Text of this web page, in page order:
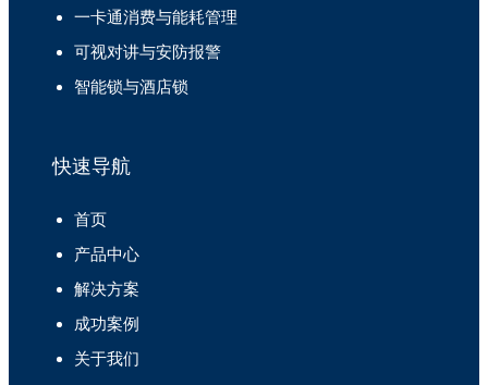
一卡通消费与能耗管理
可视对讲与安防报警
智能锁与酒店锁
快速导航
首页
产品中心
解决方案
成功案例
关于我们